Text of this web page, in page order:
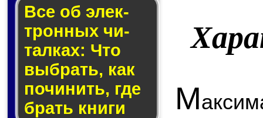
Все об элек­
трон­ных чи­
тал­ках: Что
выб­рать, как
по­чи­нить, где
брать кни­ги
М